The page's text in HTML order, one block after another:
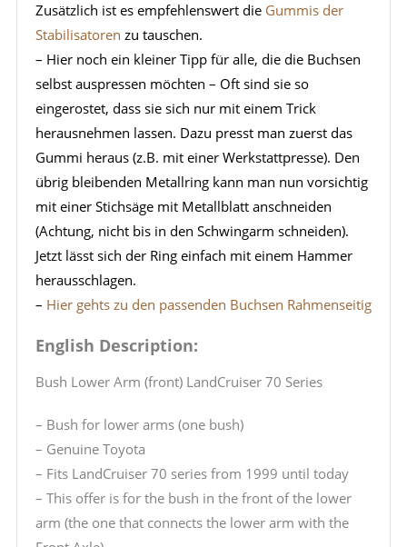
Zusätzlich ist es empfehlenswert die Gummis der
Stabilisatoren zu tauschen.
– Hier noch ein kleiner Tipp für alle, die die Buchsen
selbst auspressen möchten – Oft sind sie so
eingerostet, dass sie sich nur mit einem Trick
herausnehmen lassen. Dazu presst man zuerst das
Gummi heraus (z.B. mit einer Werkstattpresse). Den
übrig bleibenden Metallring kann man nun vorsichtig
mit einer Stichsäge mit Metallblatt anschneiden
(Achtung, nicht bis in den Schwingarm schneiden).
Jetzt lässt sich der Ring einfach mit einem Hammer
herausschlagen.
– Hier gehts zu den passenden Buchsen Rahmenseitig
English Description:
Bush Lower Arm (front) LandCruiser 70 Series
– Bush for lower arms (one bush)
– Genuine Toyota
– Fits LandCruiser 70 series from 1999 until today
– This offer is for the bush in the front of the lower
arm (the one that connects the lower arm with the